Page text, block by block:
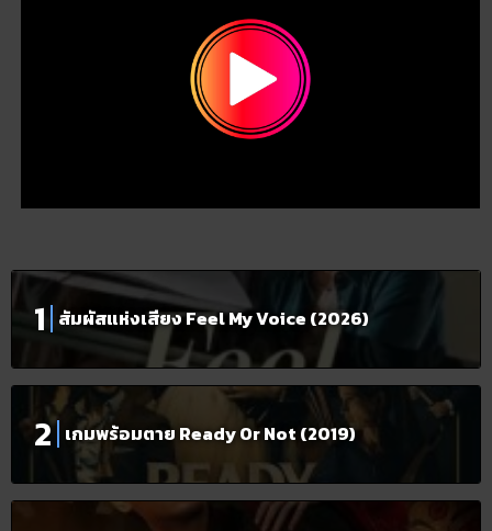
สัมผัสแห่งเสียง Feel My Voice (2026)
เกมพร้อมตาย Ready Or Not (2019)